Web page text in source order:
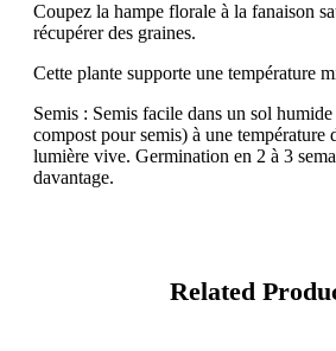
Coupez la hampe florale à la fanaison
récupérer des graines.
Cette plante supporte une température
Semis : Semis facile dans un sol
compost pour semis) à une température
lumière vive. Germination en 2 à 3
davantage.
Related